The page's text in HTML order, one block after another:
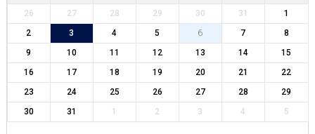
26 27 28 29 30 31
1
2
3 4 5 6 7
8
9
10 11 12 13 14
15
16
17 18 19 20 21
22
23
24 25 26 27 28
29
30
31 1 2 3 4 5